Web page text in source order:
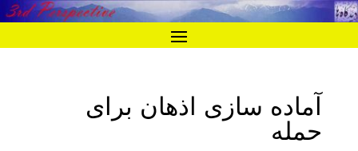
آماده سازی اذهان برای
حمله